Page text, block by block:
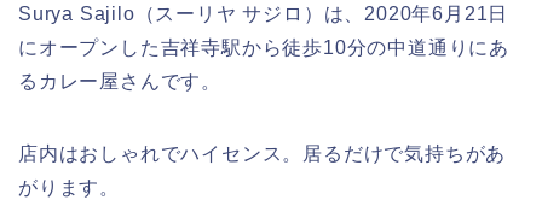
Surya Sajilo（スーリヤ サジロ）は、2020年6月21日
にオープンした吉祥寺駅から徒歩10分の中道通りにあ
るカレー屋さんです。
店内はおしゃれでハイセンス。居るだけで気持ちがあ
がります。